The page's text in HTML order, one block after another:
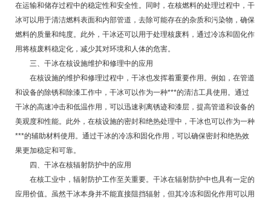
在运输和储存过程中的稳定性和安全性。同时，在核燃料的处理过程中，干
冰可以用于清洁燃料表面和内部管道，去除可能存在的杂质和污染物，确保
燃料的质量和纯度。此外，干冰还可以用于处理核废料，通过冷冻和固化作
用将核废料稳定化，减少其对环境和人体的危害。
三、干冰在核设施维护和修理中的应用
在核设施的维护和修理过程中，干冰也发挥着重要作用。例如，在管道
和设备的除锈和除漆工作中，干冰可以作为一种***的清洁工具使用。通过
干冰的高速冲击和低温作用，可以迅速剥离锈迹和漆层，提高管道和设备的
美观度和性能。此外，在核设施的密封和绝热处理中，干冰也可以作为一种
***的辅助材料使用。通过干冰的冷冻和固化作用，可以确保密封和绝热效
果更加稳定和可靠。
四、干冰在核辐射防护中的应用
在核工业中，辐射防护工作至关重要。干冰在辐射防护中也具有一定的
应用价值。虽然干冰本身并不能直接阻挡辐射，但其冷冻和固化作用可以用